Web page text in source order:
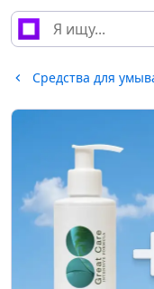
Средства для